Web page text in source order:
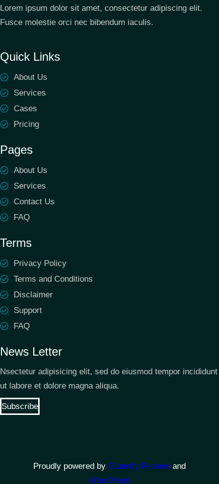
Lorem ipsum dolor sit amet, consectetur adipiscing elit.
Fusce molestie orci nec bibendum iaculis.
Quick Links
About Us
Services
Cases
Pricing
Pages
About Us
Services
Contact Us
FAQ
Terms
Privacy Policy
Terms and Conditions
Disclaimer
Support
FAQ
News Letter
Nsectetur adipisicing elit, sed do eiusmod tempor incididunt
ut labore et dolore magna aliqua.
Subscribe
Proudly powered by Gutenify Finance and
WordPress